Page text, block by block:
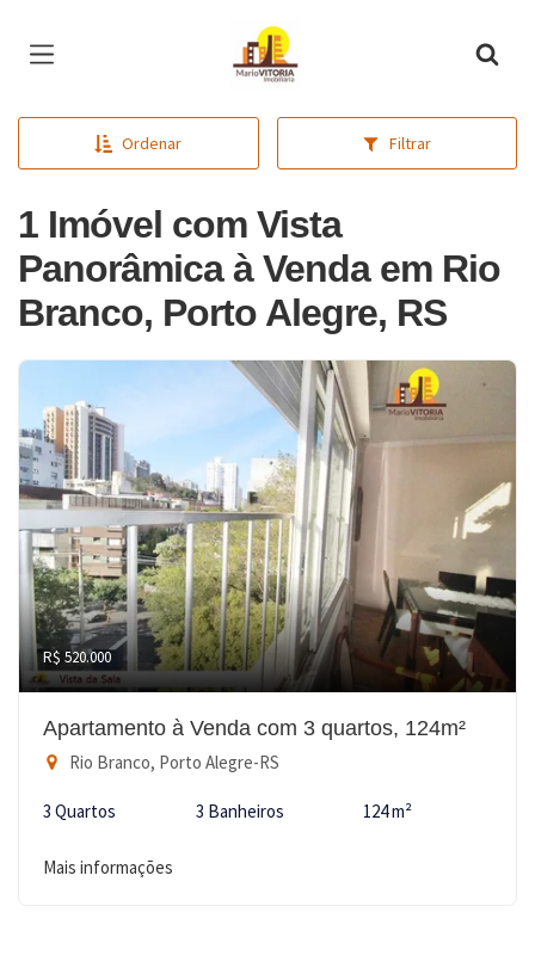
Página inicial
Ordenar Filtrar
1 Imóvel com Vista
Panorâmica à Venda em Rio
Branco, Porto Alegre, RS
R$ 520.000
Apartamento à Venda com 3 quartos, 124m²
Rio Branco, Porto Alegre-RS
3 Quartos 3 Banheiros 124 m²
Mais informações